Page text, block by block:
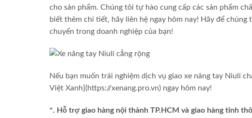
cho sản phẩm. Chúng tôi tự hào cung cấp các sản phẩm
biết thêm chi tiết, hãy liên hệ ngay hôm nay! Hãy để
chuyển trong doanh nghiệp của bạn!
Nếu bạn muốn trải nghiệm dịch vụ giao xe nâng tay Niuli
Việt Xanh](https://xenang.pro.vn) ngay hôm nay!
*. Hỗ trợ giao hàng nội thành TP.HCM và giao hàng tỉnh